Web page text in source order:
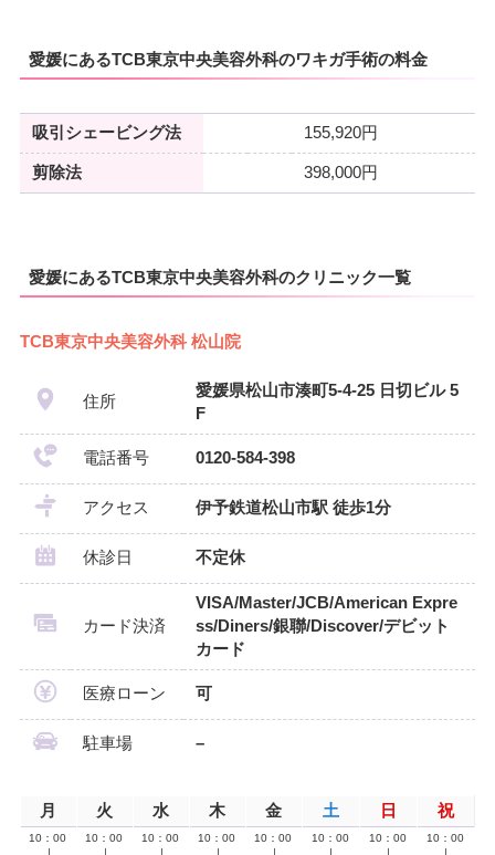
愛媛にあるTCB東京中央美容外科のワキガ手術の料金
吸引シェービング法 155,920円
剪除法 398,000円
愛媛にあるTCB東京中央美容外科のクリニック一覧
TCB東京中央美容外科 松山院
住所
愛媛県松山市湊町5-4-25 日切ビル 5
F
電話番号 0120-584-398
アクセス 伊予鉄道松山市駅 徒歩1分
休診日 不定休
カード決済
VISA/Master/JCB/American Expre
ss/Diners/銀聯/Discover/デビット
カード
医療ローン 可
駐車場 –
月 火 水 木 金 土 日 祝
10：00
10：00
10：00
10：00
10：00
10：00
10：00
10：00